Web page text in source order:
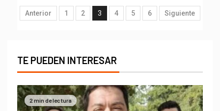
Anterior 1 2 3 4 5 6 Siguiente
TE PUEDEN INTERESAR
2 min de lectura